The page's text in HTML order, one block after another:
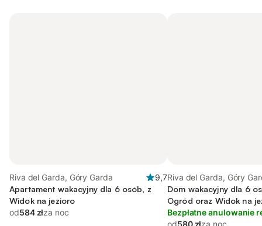
Riva del Garda, Góry Garda
9,7
Apartament wakacyjny dla 6 osób, z
Widok na jezioro
od584 złza noc
Riva del Garda, Góry
Dom wakacyjny dla 6
Ogród oraz Widok na
Bezpłatne anulowanie
od580 złza noc